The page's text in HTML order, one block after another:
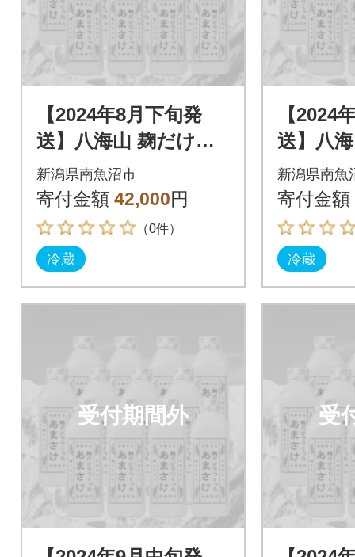
【2024年8月下旬発
送】八海山 麹だけで
つくったあまさけ(82
5g×12本)
新潟県南魚沼市
寄付金額 42,000円
（0件）
冷蔵
【2024
送】八
つくっ
5g×12本
新潟県南魚
寄付金額
冷蔵
受付期間外 受